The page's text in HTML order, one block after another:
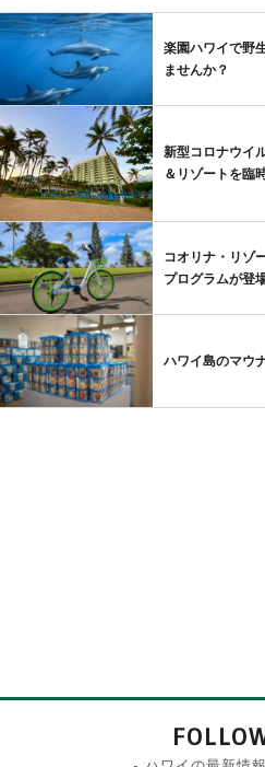
楽園ハワイで野
ませんか？
新型コロナウイ
＆リゾートを臨
コオリナ・リゾ
プログラムが登
ハワイ島のマウ